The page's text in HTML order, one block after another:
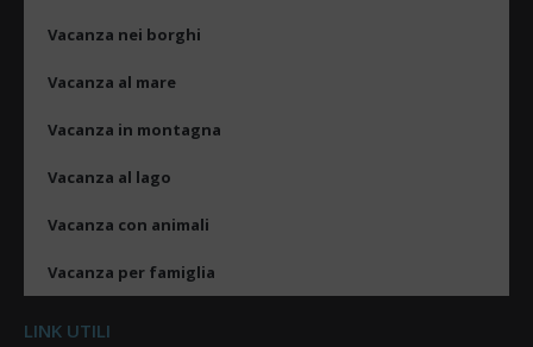
Vacanza nei borghi
Vacanza al mare
Vacanza in montagna
Vacanza al lago
Vacanza con animali
Vacanza per famiglia
LINK UTILI